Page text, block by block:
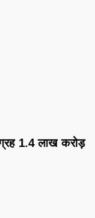
1.4 लाख करोड़